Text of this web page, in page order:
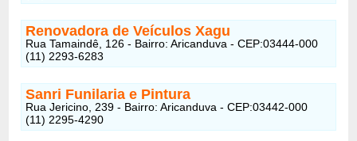
Renovadora de Veículos Xagu
Rua Tamaindê, 126 - Bairro: Aricanduva - CEP:03444-000
(11) 2293-6283
Sanri Funilaria e Pintura
Rua Jericino, 239 - Bairro: Aricanduva - CEP:03442-000
(11) 2295-4290